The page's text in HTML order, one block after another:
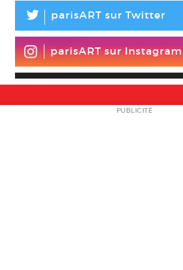
L parisART sur Twitter
parisART sur Instagram
NEWSLETTER
PUBLICITÉ